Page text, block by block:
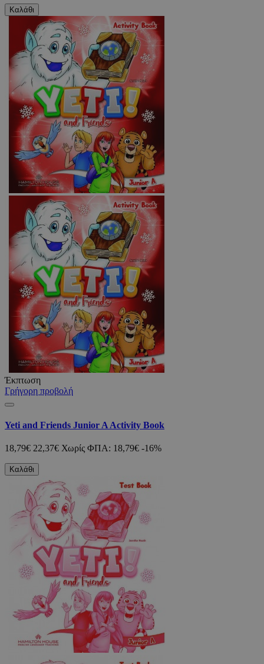
Καλάθι
Έκπτωση
Γρήγορη προβολή
Yeti and Friends Junior A Activity Book
18,79€ 22,37€ Χωρίς ΦΠΑ: 18,79€ -16%
Καλάθι